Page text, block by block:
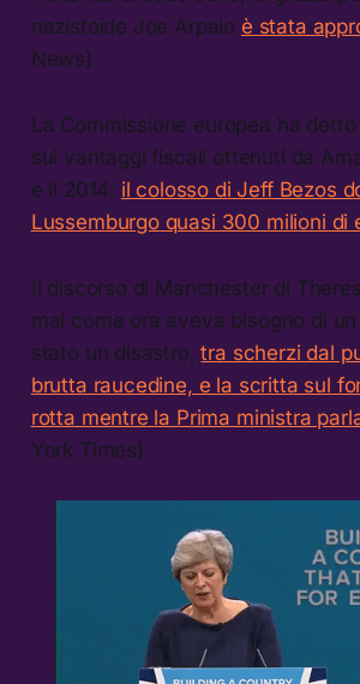
nazistoide Joe Arpaio è stata
News)
La Commissione europea ha
sui vantaggi fiscali ottenuti da
e il 2014: il colosso di Jeff Bezos
Lussemburgo quasi 300 milioni di
Il discorso di Manchester di
mai come ora aveva bisogno di
stato un disastro,tra scherzi dal
brutta raucedine, e la scritta sul
rotta mentre la Prima ministra
York Times)